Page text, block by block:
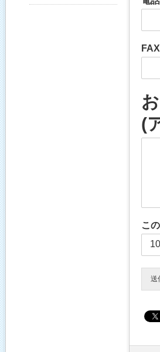
(
こ
送